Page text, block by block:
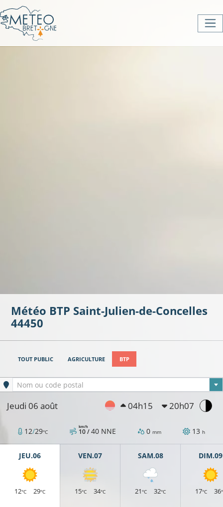
Météo BTP Saint-Julien-de-Concelles
44450
TOUT PUBLIC AGRICULTURE BTP
Ville sélectionnée
Nom ou code postal
Jeudi 06 août 04h15 20h07
12/29°C 10 /
km/h 40 NNE 0 mm 13 h
JEU.06
12°C 29°C
VEN.07
15°C 34°C
SAM.08
21°C 32°C
DIM.09
17°C 36
9°C